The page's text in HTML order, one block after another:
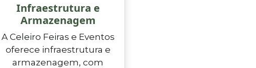
Infraestrutura e
Armazenagem
A Celeiro Feiras e Eventos
oferece infraestrutura e
armazenagem, com